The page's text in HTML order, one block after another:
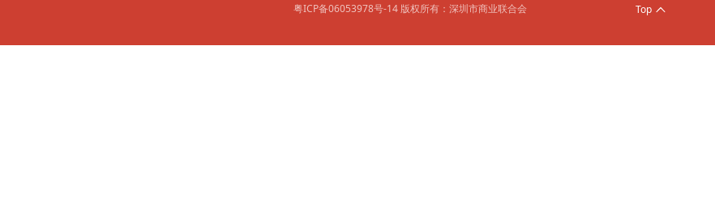
粤ICP备06053978号-14 版权所有：深圳市商业联合会 Top